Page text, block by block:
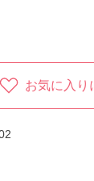
お気に入り